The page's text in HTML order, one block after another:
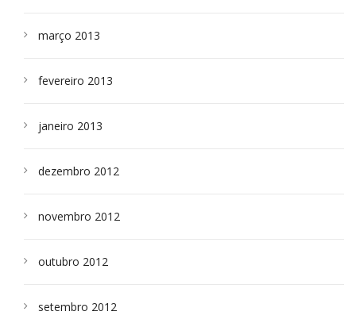
março 2013
fevereiro 2013
janeiro 2013
dezembro 2012
novembro 2012
outubro 2012
setembro 2012